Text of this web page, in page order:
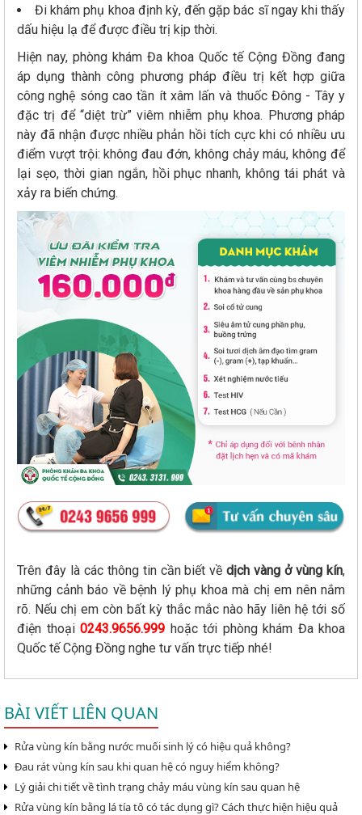
Đi khám phụ khoa định kỳ, đến gặp bác sĩ ngay khi thấy
dấu hiệu lạ để được điều trị kịp thời.
Hiện nay, phòng khám Đa khoa Quốc tế Cộng Đồng đang
áp dụng thành công phương pháp điều trị kết hợp giữa
công nghệ sóng cao tần ít xâm lấn và thuốc Đông - Tây y
đặc trị để “diệt trừ” viêm nhiễm phụ khoa. Phương pháp
này đã nhận được nhiều phản hồi tích cực khi có nhiều ưu
điểm vượt trội: không đau đớn, không chảy máu, không để
lại sẹo, thời gian ngắn, hồi phục nhanh, không tái phát và
xảy ra biến chứng.
Trên đây là các thông tin cần biết vềdịch vàng ở vùng kín,
những cảnh báo về bệnh lý phụ khoa mà chị em nên nắm
rõ. Nếu chị em còn bất kỳ thắc mắc nào hãy liên hệ tới số
điện thoại 0243.9656.999 hoặc tới phòng khám Đa khoa
Quốc tế Cộng Đồng nghe tư vấn trực tiếp nhé!
BÀI VIẾT LIÊN QUAN
Rửa vùng kín bằng nước muối sinh lý có hiệu quả không?
Đau rát vùng kín sau khi quan hệ có nguy hiểm không?
Lý giải chi tiết về tình trạng chảy máu vùng kín sau quan hệ
Rửa vùng kín bằng lá tía tô có tác dụng gì? Cách thực hiện hiệu quả